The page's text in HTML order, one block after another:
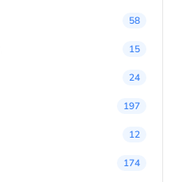
58
15
24
197
12
174